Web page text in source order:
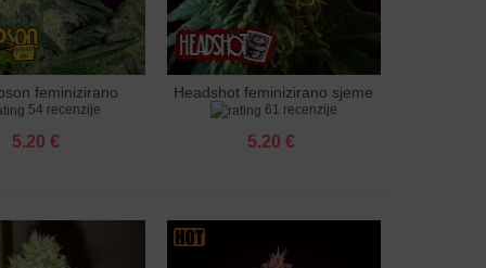
košaricufeminizirano
sjeme
54 recenzije
5.20 €
Dodaj u košaricu
Headshot feminizirano sjeme
61 recenzije
5.20 €